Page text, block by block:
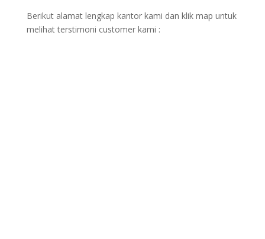
Berikut alamat lengkap kantor kami dan klik map untuk
melihat terstimoni customer kami :